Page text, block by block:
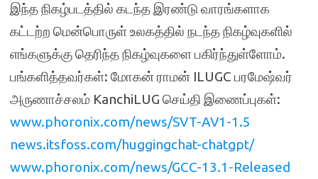
இந்த நிகழ்படத்தில் கடந்த இரண்டு வாரங்களாக
கட்டற்ற மென்பொருள் உலகத்தில் நடந்த நிகழ்வுகளில்
எங்களுக்கு தெரிந்த நிகழ்வுகளை பகிர்ந்துள்ளோம்.
பங்களித்தவர்கள்: மோகன் ராமன் ILUGC பரமேஷ்வர்
அருணாச்சலம் KanchiLUG செய்தி இணைப்புகள்:
www.phoronix.com/news/SVT-AV1-1.5
news.itsfoss.com/huggingchat-chatgpt/
www.phoronix.com/news/GCC-13.1-Released